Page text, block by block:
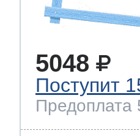
5048
Поступит
Предоплата